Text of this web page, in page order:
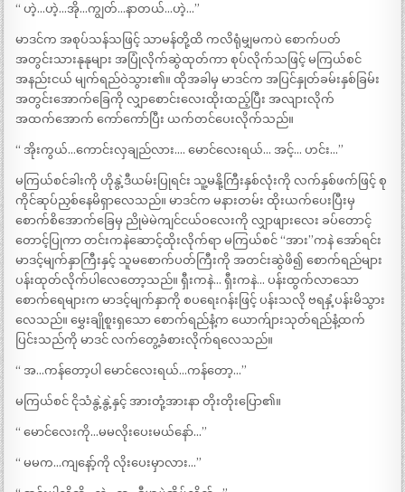
“ ဟဲ့…ဟဲ့…အို…ကျွတ်…နာတယ်…ဟဲ့…”
မာဒင်က အစုပ်သန်သဖြင့် သာမန်တို့ထိ ကလိရုံမျှမကပဲ စောက်ပတ်
အတွင်းသားနုနုများ အပြုံလိုက်ဆွဲထုတ်ကာ စုပ်လိုက်သဖြင့် မကြယ်စင်
အနည်းငယ် မျက်ရည်ဝဲသွား၏။ ထိုအခါမှ မာဒင်က အပြင်နှုတ်ခမ်းနှစ်ခြမ်း
အတွင်းအောက်ခြေကို လျှာစောင်းလေးထိုးထည့်ပြီး အလျားလိုက်
အထက်အောက် ကော်ကော်ပြီး ယက်တင်ပေးလိုက်သည်။
“ အိုးကွယ်…ကောင်းလှချည်လား…. မောင်လေးရယ်… အင့်… ဟင်း…”
မကြယ်စင်ခါးကို ဟိုနွဲ့ဒီယမ်းပြုရင်း သူ့မနို့ကြီးနှစ်လုံးကို လက်နှစ်ဖက်ဖြင့် စု
ကိုင်ဆုပ်ညှစ်နေမိရှာလေသည်။ မာဒင်က မနားတမ်း ထိုးယက်ပေးပြီးမှ
စောက်စိအောက်ခြေမှ ညိုမဲမဲကျင်ငယ်ဝလေးကို လျှာဖျားလေး ခပ်တောင့်
တောင့်ပြုကာ တင်းကနဲဆောင့်ထိုးလိုက်ရာ မကြယ်စင် “အား”ကနဲ အော်ရင်း
မာဒင့်မျက်နှာကြီးနှင့် သူမစောက်ပတ်ကြီးကို အတင်းဆွဲဖိ၍ စောက်ရည်များ
ပန်းထုတ်လိုက်ပါလေတော့သည်။ ရှီးကနဲ… ရှီးကနဲ… ပန်းထွက်လာသော
စောက်ရေများက မာဒင့်မျက်နှာကို စပရေးဂန်းဖြင့် ပန်းသလို ဗရနှံ့ပန်းမိသွား
လေသည်။ မွှေးချိုစူးရှသော စောက်ရည်နံ့က ယောက်ျားသုတ်ရည်နံ့ထက်
ပြင်းသည်ကို မာဒင် လက်တွေ့ခံစားလိုက်ရလေသည်။
“ အ…ကန်တော့ပါ မောင်လေးရယ်…ကန်တော့…”
မကြယ်စင် ငိုသံနွဲ့နွဲ့နှင့် အားတုံ့အားနာ တိုးတိုးပြော၏။
“ မောင်လေးကို…မမလိုးပေးမယ်နော်…”
“ မမက…ကျနော့်ကို လိုးပေးမှာလား…”